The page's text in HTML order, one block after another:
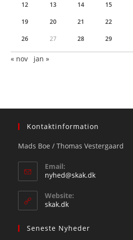
12 13 14 15
19 20 21 22
26 27 28 29
« nov jan »
Kontaktinformation
Mads Boe / Thomas Vestergaard
Email:
nyhed@skak.dkOpens
Website:
skak.dk
Seneste Nyheder